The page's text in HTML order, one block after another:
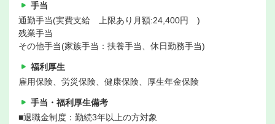
手当
通勤手当(実費支給 上限あり月額:24,400円 )
残業手当
その他手当(家族手当：扶養手当、休日勤務手当)
福利厚生
雇用保険、労災保険、健康保険、厚生年金保険
手当・福利厚生備考
■退職金制度：勤続3年以上の方対象